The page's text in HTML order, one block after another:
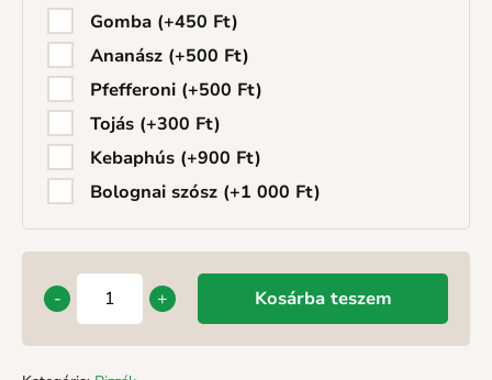
Gomba (+450 Ft)
Ananász (+500 Ft)
Pfefferoni (+500 Ft)
Tojás (+300 Ft)
Kebaphús (+900 Ft)
Bolognai szósz (+1 000 Ft)
- + Kosárba teszem